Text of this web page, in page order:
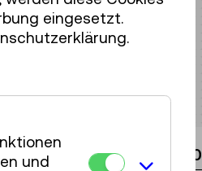
frei € 6,50
eingesetzt.
und